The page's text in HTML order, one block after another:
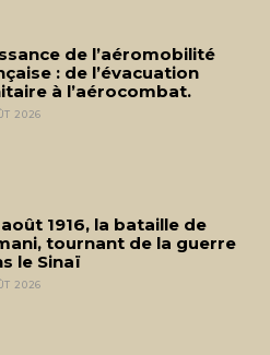
de l’aéromobilité
: de l’évacuation
à l’aérocombat.
2026
1916, la bataille de
tournant de la guerre
le Sinaï
2026